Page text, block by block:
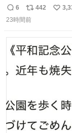
返
信
6
リ
ポ
ト
数
442
い
数
23時間前